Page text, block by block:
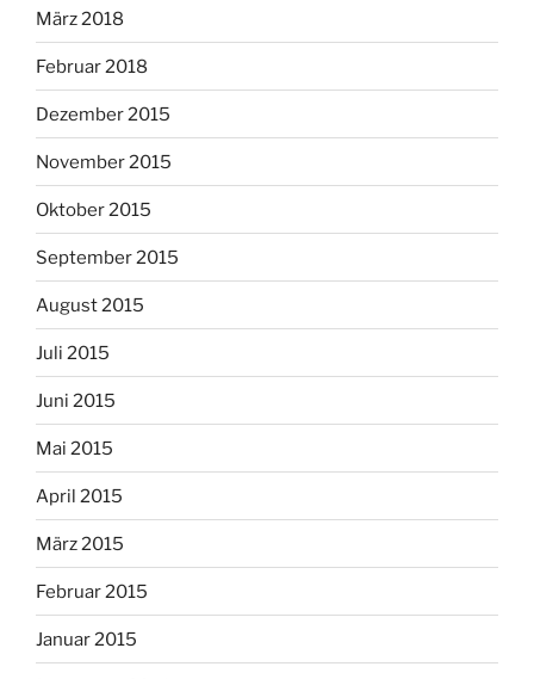
März 2018
Februar 2018
Dezember 2015
November 2015
Oktober 2015
September 2015
August 2015
Juli 2015
Juni 2015
Mai 2015
April 2015
März 2015
Februar 2015
Januar 2015